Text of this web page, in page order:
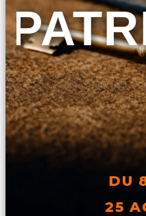
DU
25